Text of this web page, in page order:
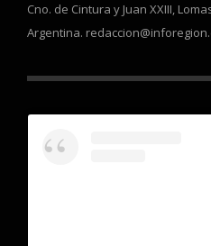
Cno. de Cintura y Juan XXIII,
Argentina.